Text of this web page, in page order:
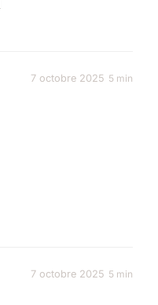
7 octobre 2025 5 min
7 octobre 2025 5 min